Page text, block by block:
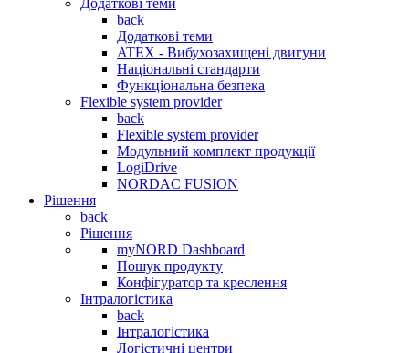
Додаткові теми
back
Додаткові теми
ATEX - Вибухозахищені двигуни
Національні стандарти
Функціональна безпека
Flexible system provider
back
Flexible system provider
Модульний комплект продукції
LogiDrive
NORDAC FUSION
Рішення
back
Рішення
myNORD Dashboard
Пошук продукту
Конфігуратор та креслення
Інтралогістика
back
Інтралогістика
Логістичні центри